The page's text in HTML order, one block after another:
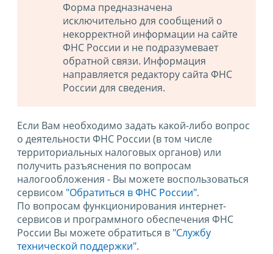
Форма предназначена
исключительно для сообщений о
некорректной информации на сайте
ФНС России и не подразумевает
обратной связи. Информация
направляется редактору сайта ФНС
России для сведения.
Если Вам необходимо задать какой-либо вопрос
о деятельности ФНС России (в том числе
территориальных налоговых органов) или
получить разъяснения по вопросам
налогообложения - Вы можете воспользоваться
сервисом "Обратиться в ФНС России".
По вопросам функционирования интернет-
сервисов и программного обеспечения ФНС
России Вы можете обратиться в "Службу
технической поддержки".